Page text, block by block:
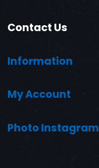
Contact Us
Information
My Account
Photo Instagram